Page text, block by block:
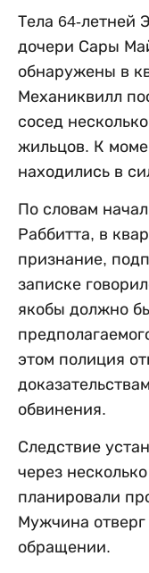
Тела 64-летней
дочери Сары
обнаружены в
Механиквилл
сосед
жильцов. К
находились в
По словам
Раббитта, в
признание,
записке
якобы должно
этом полиция
обвинения.
Следствие
через
планировали
Мужчина
обращении.